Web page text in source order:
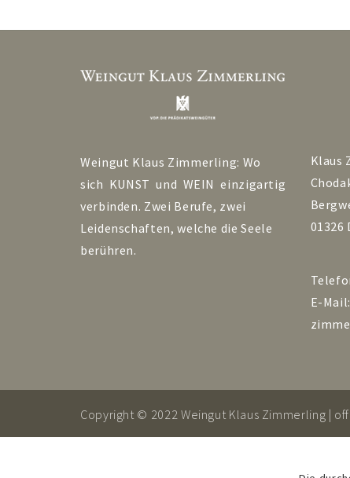
Weingut Klaus Zimmerling: Wo
sich KUNST und WEIN einzigartig
verbinden. Zwei Berufe, zwei
Leidenschaften, welche die Seele
berühren.
Klaus
E-Mail:
Copyright © 2022 Weingut Klaus Zimmerling |